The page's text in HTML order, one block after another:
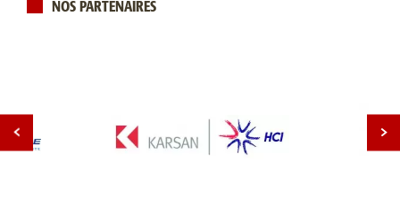
NOS PARTENAIRES